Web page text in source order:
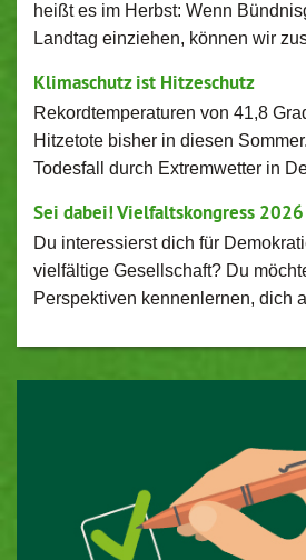
heißt es im Herbst: Wenn
Landtag einziehen, können wir
Klimaschutz ist Hitzeschutz
Rekordtemperaturen von 41,8
Hitzetote bisher in diesen
Todesfall durch Extremwetter in
Sei dabei! Vielfaltskongress 2026
Du interessierst dich für
vielfältige Gesellschaft? Du
Perspektiven kennenlernen, dich